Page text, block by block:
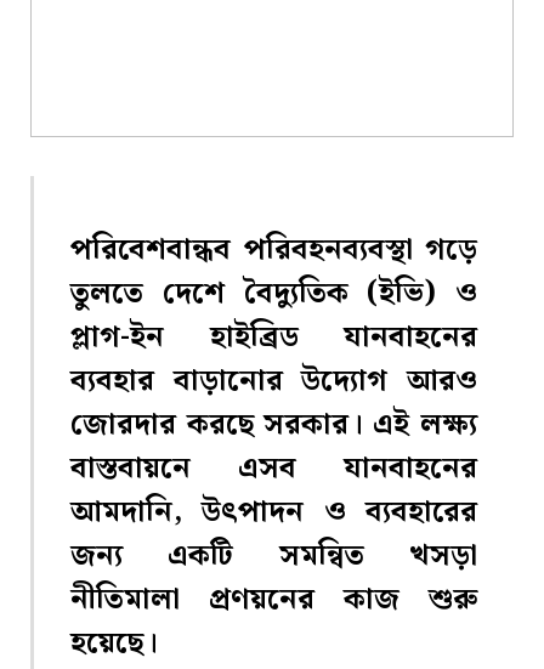
পরিবেশবান্ধব পরিবহনব্যবস্থা গড়ে
তুলতে দেশে বৈদ্যুতিক (ইভি) ও
প্লাগ-ইন হাইব্রিড যানবাহনের
ব্যবহার বাড়ানোর উদ্যোগ আরও
জোরদার করছে সরকার। এই লক্ষ্য
বাস্তবায়নে এসব যানবাহনের
আমদানি, উৎপাদন ও ব্যবহারের
জন্য একটি সমন্বিত খসড়া
নীতিমালা প্রণয়নের কাজ শুরু
হয়েছে।